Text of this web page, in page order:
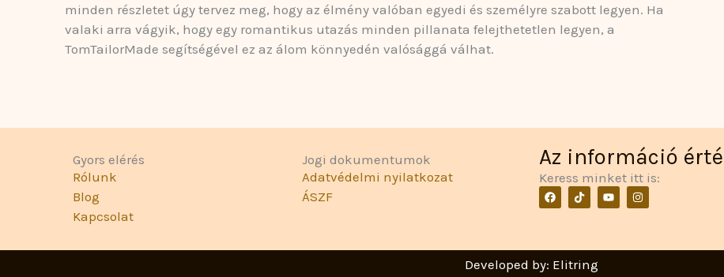
minden részletet úgy tervez meg, hogy az élmény valóban egyedi és személyre szabott legyen. Ha
valaki arra vágyik, hogy egy romantikus utazás minden pillanata felejthetetlen legyen, a
TomTailorMade segítségével ez az álom könnyedén valósággá válhat.
Gyors elérés
Rólunk
Blog
Kapcsolat
Jogi dokumentumok
Adatvédelmi nyilatkozat
ÁSZF
Az információ
Keress minket itt is:
F
a
c
k
T
i
k
Y
o
u
I
n
s
Developed by: Elitring